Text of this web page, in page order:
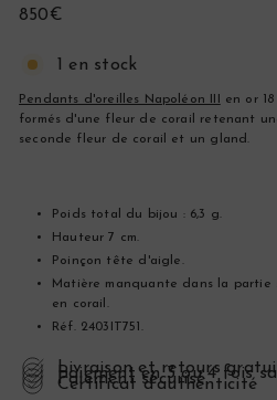
Prix
850€
1 en stock
Pendants d'oreilles Napoléon III
en or
formés d'une fleur de corail retenant
seconde fleur de corail et un gland.
Poids total du bijou : 6,3 g.
Hauteur 7 cm.
Poinçon tête d'aigle.
Matière manquante dans la partie
en corail.
Réf. 2403IT751.
Livraison et retours
Paiement en 3 ou 4 fois
Paiement sécurisé
Certificat d’authenticité